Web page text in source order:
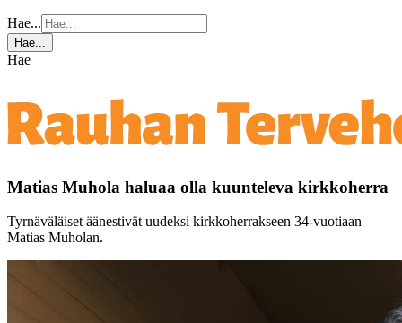
Hae...
Hae...
Hae
Matias Muhola haluaa olla kuunteleva kirkkoherra
Tyrnäväläiset äänestivät uudeksi kirkkoherrakseen 34-vuotiaan
Matias Muholan.